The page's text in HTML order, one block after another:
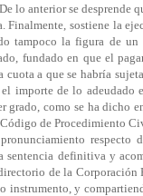
lo anterior se
Finalmente, sostiene la
tampoco la figura de
fundado en que el
a que se habría
importe de lo adeudado
como se ha dicho
de Procedimiento
respecto
sentencia definitiva y
de la
instrumento, y